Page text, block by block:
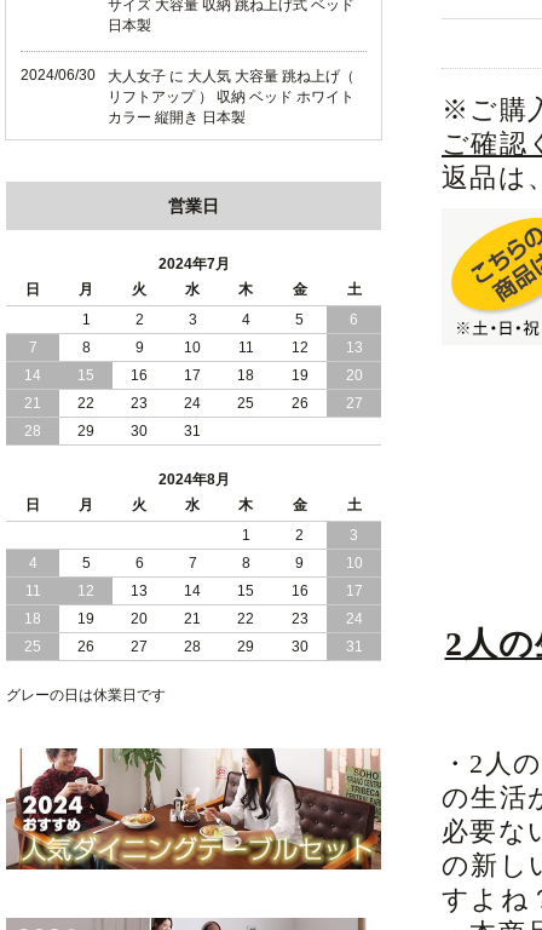
※ご購
ご確認
返品は
2人
・2人
の生活
必要な
の新し
すよね
サイズ 大容量 収納 跳ね上げ式 ベッド
日本製
2024/06/30
大人女子 に 大人気 大容量 跳ね上げ（
リフトアップ ） 収納 ベッド ホワイト
カラー 縦開き 日本製
ワイトカラー 縦開き 日本製
全長190cm ショート丈 コンパクト 大容
量 収納力 の 跳ね上げ （ リフトアップ
） 式 ベッド 横開き 日本製
2024/05/27
日本製 大容量 収納 跳ね上げ式 リフト
アップ 横開き ヘッドボードレス ベッド
組立設置サービス付
2024/05/21
日本製 大容量 収納 跳ね上げ式 リフト
組立設置付
日本製 大容量 収納 跳ね上げ式 （ リフ
トアップ ） ベッド 横開き ヘッドボー
ド 組立設置 付き
2024/04/25
日本製 収納 跳ね上げ式 リフトアップ
ベッド 縦開き ヘッドボード 組立設置サ
営業日
2024年7月
日
月 火 水 木 金
土
1
2 3 4 5
6
7
8 9 10 11 12
13
14
15 16 17 18 19
20
21
22 23 24 25 26
27
28
29 30 31
2024年8月
日
月 火 水 木 金
土
1
2
3
4
5 6 7 8 9
10
11
12 13 14 15 16
17
18
19 20 21 22 23
24
25
26 27 28 29 30 31
グレーの日は休業日です